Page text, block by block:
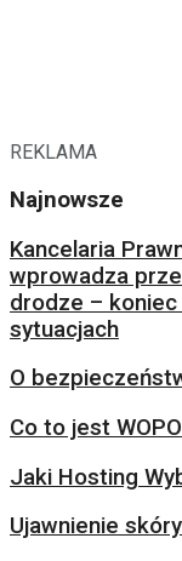
REKLAMA
Najnowsze
Kancelaria
wprowadza
drodze –
sytuacjach
O
Co to jest
Jaki Hosting
Ujawnienie